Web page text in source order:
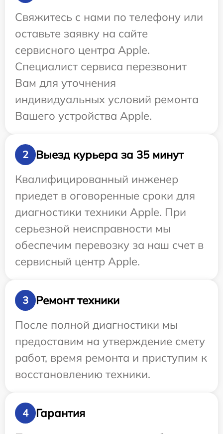
Свяжитесь с нами по телефону или
оставьте заявку на сайте
сервисного центра Apple.
Специалист сервиса перезвонит
Вам для уточнения
индивидуальных условий ремонта
Вашего устройства Apple.
2
Выезд курьера за 35 минут
Квалифицированный инженер
приедет в оговоренные сроки для
диагностики техники Apple. При
серьезной неисправности мы
обеспечим перевозку за наш счет в
сервисный центр Apple.
3
Ремонт техники
После полной диагностики мы
предоставим на утверждение смету
работ, время ремонта и приступим к
восстановлению техники.
4
Гарантия